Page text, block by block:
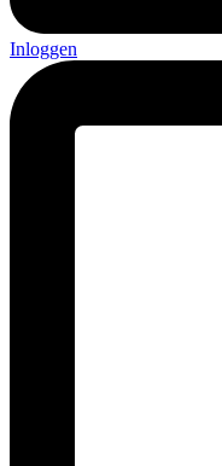
Inloggen